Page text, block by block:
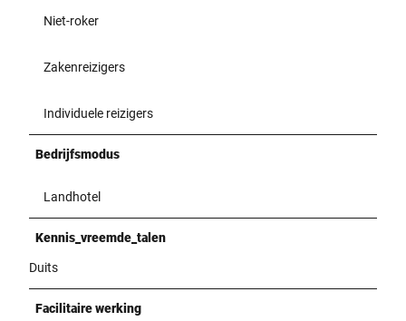
Niet-roker
Zakenreizigers
Individuele reizigers
Bedrijfsmodus
Landhotel
Kennis_vreemde_talen
Duits
Facilitaire werking